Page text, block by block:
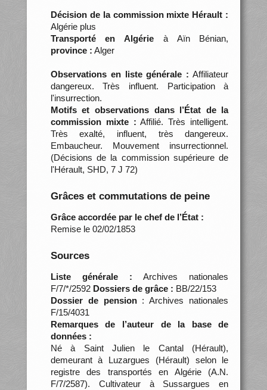
Décision de la commission mixte Hérault :
Algérie plus
Transporté en Algérie à Aïn Bénian,
province : Alger
Observations en liste générale : Affiliateur
dangereux. Très influent. Participation à
l'insurrection.
Motifs et observations dans l’État de la
commission mixte : Affilié. Très intelligent.
Très exalté, influent, très dangereux.
Embaucheur. Mouvement insurrectionnel.
(Décisions de la commission supérieure de
l'Hérault, SHD, 7 J 72)
Grâces et commutations de peine
Grâce accordée par le chef de l’État :
Remise le 02/02/1853
Sources
Liste générale : Archives nationales
F/7/*/2592 Dossiers de grâce : BB/22/153
Dossier de pension: Archives nationales
F/15/4031
Remarques de l’auteur de la base de
données :
Né à Saint Julien le Cantal (Hérault),
demeurant à Luzargues (Hérault) selon le
registre des transportés en Algérie (A.N.
F/7/2587). Cultivateur à Sussargues en